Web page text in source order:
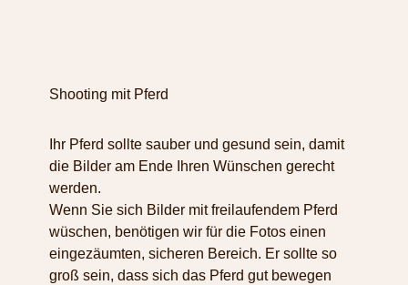
Shooting mit Pferd
Ihr Pferd sollte sauber und gesund sein, damit
die Bilder am Ende Ihren Wünschen gerecht
werden.
Wenn Sie sich Bilder mit freilaufendem Pferd
wüschen, benötigen wir für die Fotos einen
eingezäumten, sicheren Bereich. Er sollte so
groß sein, dass sich das Pferd gut bewegen